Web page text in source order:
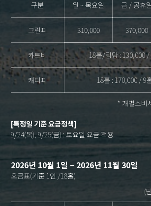
구분 월 ~ 목요일 금 / 공휴일
그린피 310,000 370,000
카트비 18홀/팀당 : 130,000 /
캐디피 18홀 : 170,000 / 9
* 개별소비
[특정일 기준 요금정책]
9/24(목), 9/25(금) : 토요일 요금 적용
2026년 10월 1일 ~ 2026년 11월 30일
요금표(기준 1인 /18홀)
(